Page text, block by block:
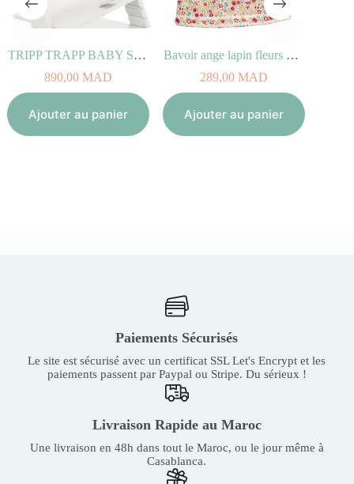
TRIPP TRAPP BABY SET blanc
890,00MAD
Ajouter au panier
Bavoir ange lapin fleurs Rouges 20 cm
289,00MAD
Ajouter au panier
Paiements Sécurisés
Le site est sécurisé avec un certificat SSL Let's Encrypt et les
paiements passent par Paypal ou Stripe. Du sérieux !
Livraison Rapide au Maroc
Une livraison en 48h dans tout le Maroc, ou le jour même à
Casablanca.